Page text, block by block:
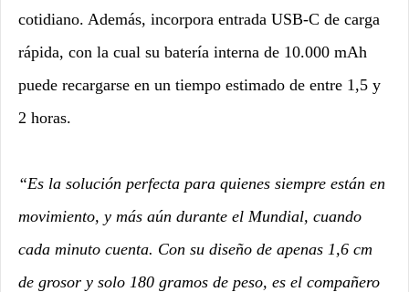
cotidiano. Además, incorpora entrada USB-C de carga
rápida, con la cual su batería interna de 10.000 mAh
puede recargarse en un tiempo estimado de entre 1,5 y
2 horas.
“Es la solución perfecta para quienes siempre están en
movimiento, y más aún durante el Mundial, cuando
cada minuto cuenta. Con su diseño de apenas 1,6 cm
de grosor y solo 180 gramos de peso, es el compañero